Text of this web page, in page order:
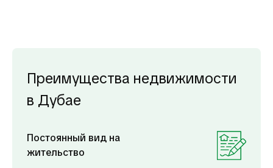
Преимущества недвижимости
в Дубае
Постоянный вид на
жительство